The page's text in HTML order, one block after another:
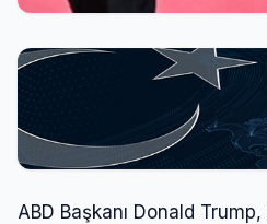
ABD Başkanı Donald